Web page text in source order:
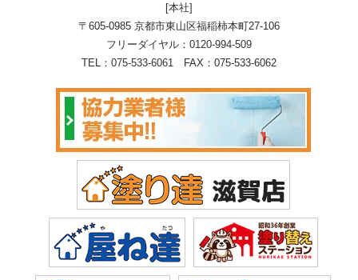
[本社]
〒605-0985 京都市東山区福稲柿本町27-106
フリーダイヤル： 0120-994-509
TEL： 075-533-6061 FAX：075-533-6062